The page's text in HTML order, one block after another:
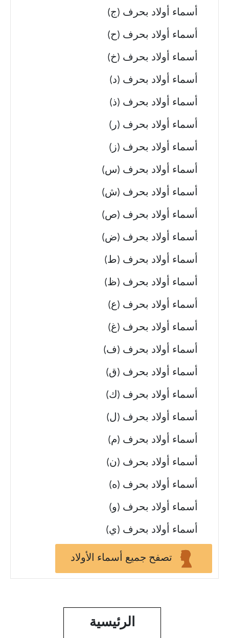
أسماء أولاد بحرف (ج)
أسماء أولاد بحرف (ح)
أسماء أولاد بحرف (خ)
أسماء أولاد بحرف (د)
أسماء أولاد بحرف (ذ)
أسماء أولاد بحرف (ر)
أسماء أولاد بحرف (ز)
أسماء أولاد بحرف (س)
أسماء أولاد بحرف (ش)
أسماء أولاد بحرف (ص)
أسماء أولاد بحرف (ض)
أسماء أولاد بحرف (ط)
أسماء أولاد بحرف (ظ)
أسماء أولاد بحرف (ع)
أسماء أولاد بحرف (غ)
أسماء أولاد بحرف (ف)
أسماء أولاد بحرف (ق)
أسماء أولاد بحرف (ك)
أسماء أولاد بحرف (ل)
أسماء أولاد بحرف (م)
أسماء أولاد بحرف (ن)
أسماء أولاد بحرف (ه)
أسماء أولاد بحرف (و)
أسماء أولاد بحرف (ي)
تصفح جميع أسماء الأولاد
الرئيسية